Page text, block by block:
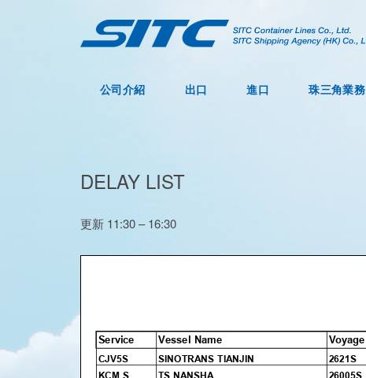
公司介紹 出口 進口 珠三角業務
DELAY LIST
更新 11:30 – 16:30